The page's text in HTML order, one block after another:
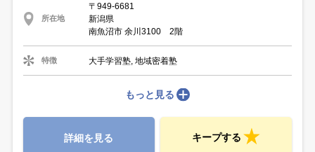
所在地
〒949-6681
新潟県
南魚沼市 余川3100 2階
特徴 大手学習塾, 地域密着塾
もっと見る
詳細を見る キープする